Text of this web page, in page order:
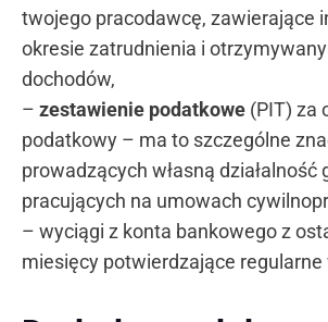
twojego pracodawcę, zawierające
okresie zatrudnienia i
dochodów,
– zestawienie podatkowe (PIT) za
podatkowy – ma to szczególne
prowadzących własną działalność
pracujących na umowach
– wyciągi z konta bankowego z
miesięcy potwierdzające regularne